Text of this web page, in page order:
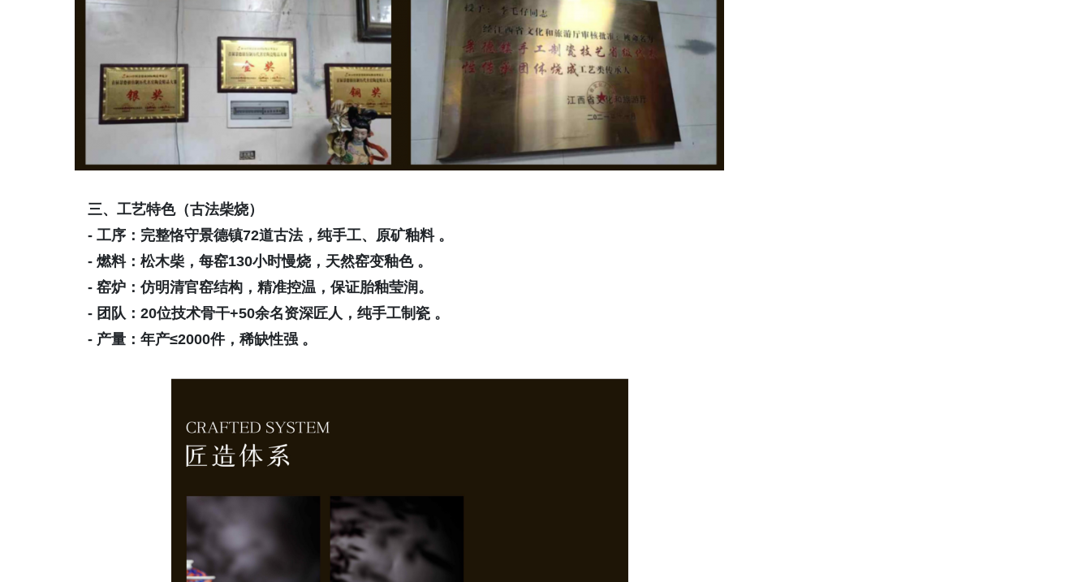
三、工艺特色（古法柴烧）
- 工序：完整恪守景德镇72道古法，纯手工、原矿釉料 。
- 燃料：松木柴，每窑130小时慢烧，天然窑变釉色 。
- 窑炉：仿明清官窑结构，精准控温，保证胎釉莹润。
- 团队：20位技术骨干+50余名资深匠人，纯手工制瓷 。
- 产量：年产≤2000件，稀缺性强 。